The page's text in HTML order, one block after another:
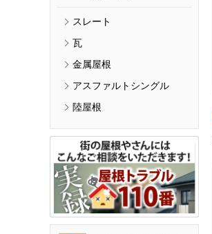
スレート
瓦
金属屋根
アスファルトシングル
陸屋根